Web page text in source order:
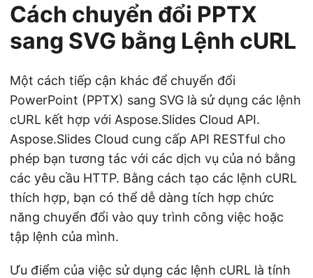
Cách chuyển đổi PPTX
sang SVG bằng Lệnh cURL
Một cách tiếp cận khác để chuyển đổi
PowerPoint (PPTX) sang SVG là sử dụng các lệnh
cURL kết hợp với Aspose.Slides Cloud API.
Aspose.Slides Cloud cung cấp API RESTful cho
phép bạn tương tác với các dịch vụ của nó bằng
các yêu cầu HTTP. Bằng cách tạo các lệnh cURL
thích hợp, bạn có thể dễ dàng tích hợp chức
năng chuyển đổi vào quy trình công việc hoặc
tập lệnh của mình.
Ưu điểm của việc sử dụng các lệnh cURL là tính